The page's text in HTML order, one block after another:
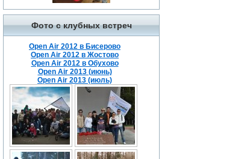
Фото с клубных встреч
Open Air 2012 в Бисерово
Open Air 2012 в Жостово
Open Air 2012 в Обухово
Open Air 2013 (июнь)
Open Air 2013 (июль)